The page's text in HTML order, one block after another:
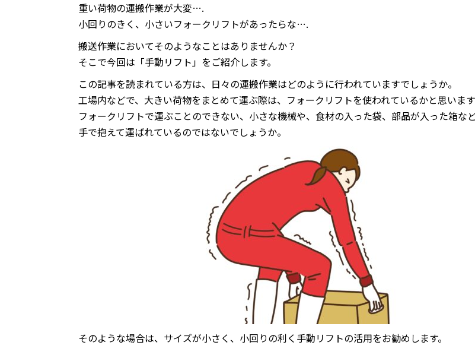
重い荷物の運搬作業が大変….
小回りのきく、小さいフォークリフトがあったらな….
搬送作業においてそのようなことはありませんか？
そこで今回は「手動リフト」をご紹介します。
この記事を読まれている方は、日々の運搬作業はどのように行われていますでしょうか。
工場内などで、大きい荷物をまとめて運ぶ際は、フォークリフトを使われているかと思います
フォークリフトで運ぶことのできない、小さな機械や、食材の入った袋、部品が入った箱な
手で抱えて運ばれているのではないでしょうか。
そのような場合は、サイズが小さく、小回りの利く手動リフトの活用をお勧めします。